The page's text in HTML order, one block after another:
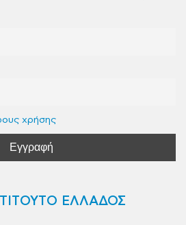
χρήσης
ΕΛΛΑΔΟΣ